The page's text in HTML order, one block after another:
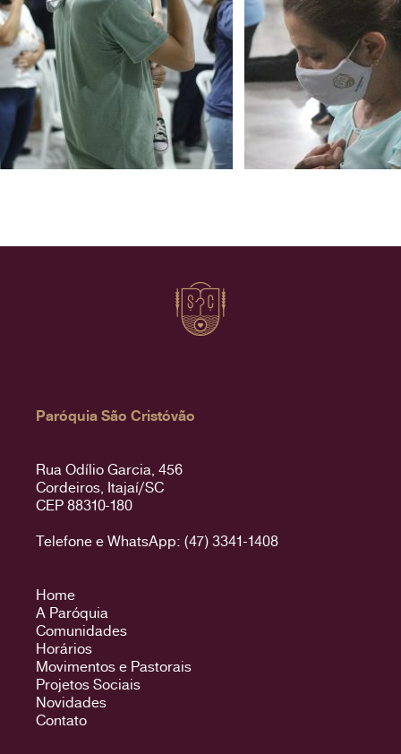
Paróquia São Cristóvão
Rua Odílio Garcia, 456
Cordeiros, Itajaí/SC
CEP 88310-180
Telefone e WhatsApp: (47) 3341-1408
Home
A Paróquia
Comunidades
Horários
Movimentos e Pastorais
Projetos Sociais
Novidades
Contato